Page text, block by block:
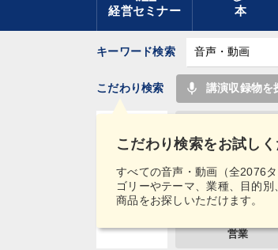
経営セミナー 本
キーワード検索
こだわり検索をお試しく
すべての音声・動画（全2076
ゴリーやテーマ、業種、目的
商品をお探しいただけます。
こだわり検索 mic 講演収録物を
タグ・
キーワード
株式市場
営業